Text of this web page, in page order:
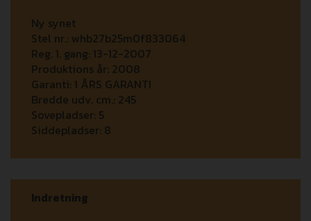
Ny synet
Stel nr.: whb27b25m0f833064
Reg. 1. gang: 13-12-2007
Produktions år: 2008
Garanti: 1 ÅRS GARANTI
Bredde udv. cm.: 245
Sovepladser: 5
Siddepladser: 8
Indretning